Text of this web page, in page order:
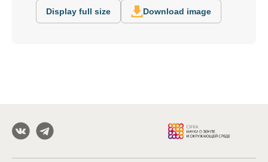
Display full size Download image